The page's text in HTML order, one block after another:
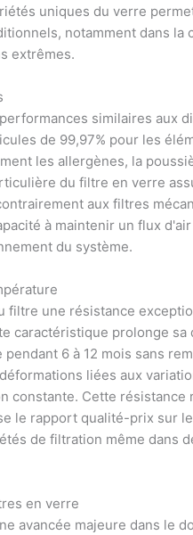
uniques du verre
notamment dans la
extrêmes.
similaires aux
de 99,97% pour les
les allergènes, la
du filtre en verre
aux filtres
à maintenir un flux
du système.
filtre une résistance
caractéristique prolonge sa
6 à 12 mois sans
liées aux
constante. Cette résistance
le rapport qualité-prix sur
de filtration même dans
en verre
avancée majeure dans le